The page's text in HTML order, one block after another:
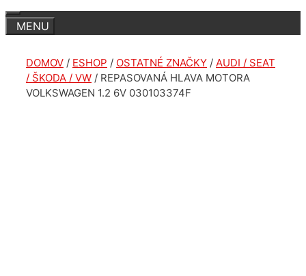
DOMOV / ESHOP / OSTATNÉ ZNAČKY / AUDI / SEAT
/ ŠKODA / VW / REPASOVANÁ HLAVA MOTORA
VOLKSWAGEN 1.2 6V 030103374F